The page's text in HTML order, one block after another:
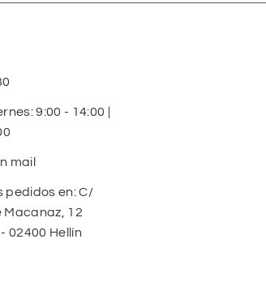
9:00 - 14:00 |
mail
pedidos en: C/
Macanaz, 12
02400 Hellín